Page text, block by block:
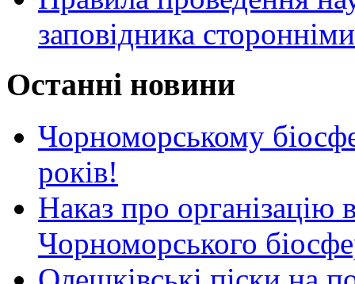
заповідника
Останні новини
Чорноморському
років!
Наказ про організацію
Чорноморського